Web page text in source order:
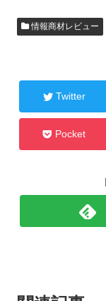
情報商材レビュー
Twitter
Pocket